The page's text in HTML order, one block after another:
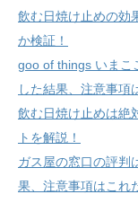
飲む日焼け止めの効
か検証！
goo of things いまこ
した結果、注意事項
飲む日焼け止めは絶
トを解説！
ガス屋の窓口の評判
果、注意事項はこれ